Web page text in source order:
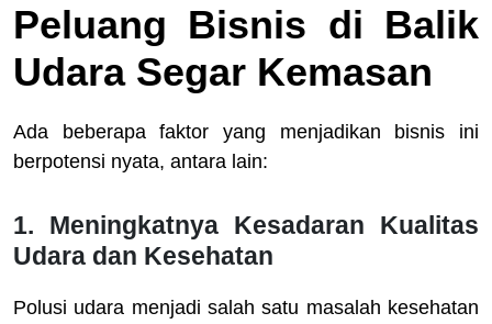
Peluang Bisnis di Balik
Udara Segar Kemasan
Ada beberapa faktor yang menjadikan bisnis ini
berpotensi nyata, antara lain:
1. Meningkatnya Kesadaran Kualitas
Udara dan Kesehatan
Polusi udara menjadi salah satu masalah kesehatan